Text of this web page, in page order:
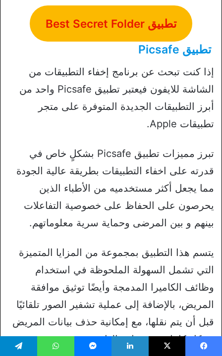
تطبيق Best Secret Folder
تطبيق Picsafe
إذا كنت تبحث عن برنامج إخفاء التطبيقات من
الشاشة للايفون فيعتبر تطبيق Picsafe واحد من
أبرز التطبيقات الجديدة المتوفرة على متجر
تطبيقات Apple.
تبرز مميزات تطبيق Picsafe بشكلٍ خاص في
قدرته على اخفاء التطبيقات بطريقة عالية الجودة
مما يجعل أكثر مستخدميه من الأطباء الذين
يحرصون على الحفاظ على خصوصية التفاعلات
بينهم و بين المرضى وحماية سرية معلوماتهم.
يتسم هذا التطبيق بمجموعة من المزايا المتميزة
التي تشمل السهولة الملحوظة في استخدام
وظائف الكاميرا المدمجة وأيضًا توثيق موافقة
المريض، بالإضافة إلى عملية تشفير الصور تلقائيًا
قبل أن يتم نقلها، مع إمكانية حذف بيانات المريض
بشكل كامل بمجرد إرسالها.